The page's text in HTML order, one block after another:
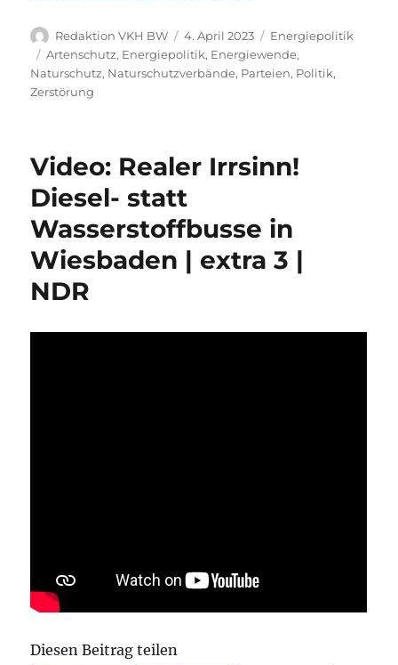
Autor
Redaktion VKH BW
Veröffentlicht
am
4. April 2023 Kategorien
Energiepolitik
Schlagwörter
Artenschutz, Energiepolitik, Energiewende,
Naturschutz, Naturschutzverbände, Parteien, Politik,
Zerstörung
Video: Realer Irrsinn!
Diesel- statt
Wasserstoffbusse in
Wiesbaden | extra 3 |
NDR
Diesen Beitrag teilen